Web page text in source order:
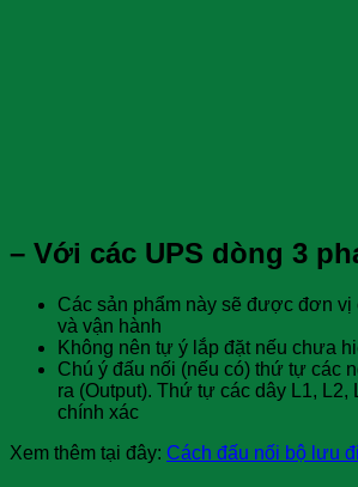
– Với các UPS dòng 3
Các sản phẩm này sẽ được đơn
và vận hành
Không nên tự ý lắp đặt nếu chưa
Chú ý đấu nối (nếu có) thứ tự các
ra (Output). Thứ tự các dây L1, L2,
chính xác
Xem thêm tại đây: Cách đấu nối bộ lưu